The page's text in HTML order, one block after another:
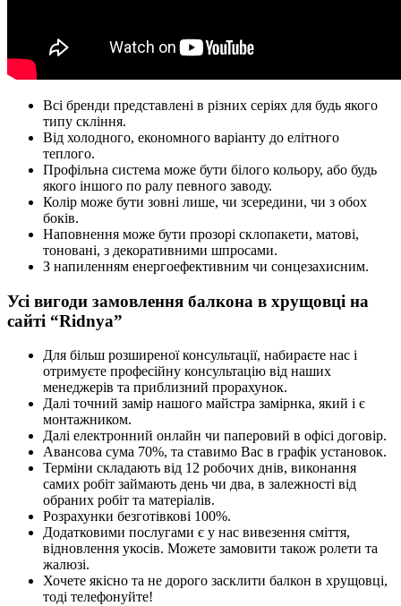
Всі бренди представлені в різних серіях для будь якого
типу скління.
Від холодного, економного варіанту до елітного
теплого.
Профільна система може бути білого кольору, або будь
якого іншого по ралу певного заводу.
Колір може бути зовні лише, чи зсередини, чи з обох
боків.
Наповнення може бути прозорі склопакети, матові,
тоновані, з декоративними шпросами.
З напиленням енергоефективним чи сонцезахисним.
Усі вигоди замовлення балкона в хрущовці на
сайті “Ridnya”
Для більш розширеної консультації, набираєте нас і
отримуєте професійну консультацію від наших
менеджерів та приблизний прорахунок.
Далі точний замір нашого майстра замірнка, який і є
монтажником.
Далі електронний онлайн чи паперовий в офісі договір.
Авансова сума 70%, та ставимо Вас в графік установок.
Терміни складають від 12 робочих днів, виконання
самих робіт займають день чи два, в залежності від
обраних робіт та матеріалів.
Розрахунки безготівкові 100%.
Додатковими послугами є у нас вивезення сміття,
відновлення укосів. Можете замовити також ролети та
жалюзі.
Хочете якісно та не дорого засклити балкон в хрущовці,
тоді телефонуйте!